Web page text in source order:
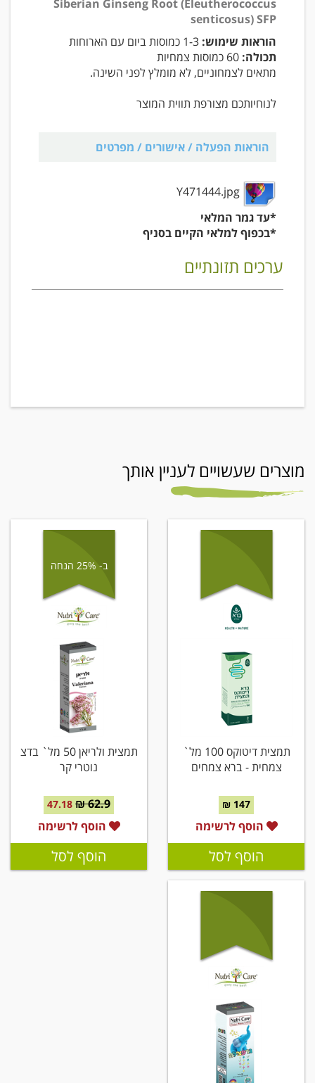
Siberian Ginseng Root (Eleutherococcus
senticosus) SFP
הוראות שימוש: 1-3 כמוסות ביום עם הארוחות
תכולה: 60 כמוסות צמחיות
מתאים לצמחוניים, לא מומלץ לפני השינה.
לנוחיותכם מצורפת תווית המוצר
הוראות הפעלה / אישורים / מפרטים
Y471444.jpg
*עד גמר המלאי
*בכפוף למלאי הקיים בסניף
ערכים תזונתיים
מוצרים שעשויים לעניין אותך
תמצית דיטוקס 100 מל`
צמחית - ברא צמחים
147 ₪
הוסף לרשימה
הוסף לסל
ב- 25% הנחה
תמצית ולריאן 50 מל` בדצ
נוטרי קר
62.9 ₪
47.18
הוסף לרשימה
הוסף לסל